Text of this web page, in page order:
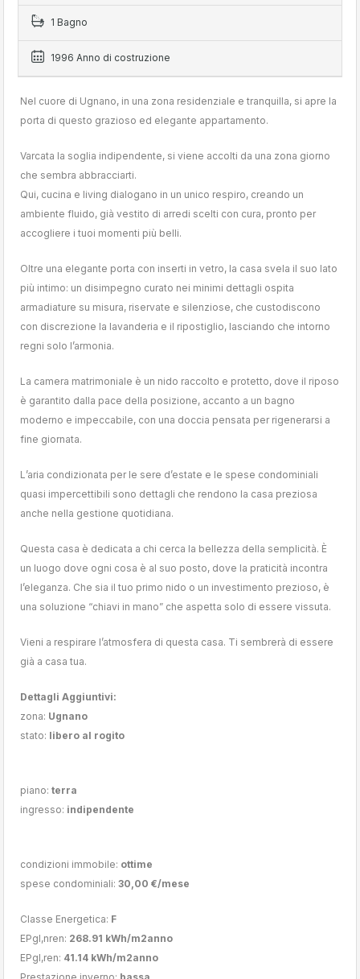
1 Bagno
1996 Anno di costruzione
Nel cuore di Ugnano, in una zona residenziale e tranquilla, si apre la
porta di questo grazioso ed elegante appartamento.
Varcata la soglia indipendente, si viene accolti da una zona giorno
che sembra abbracciarti.
Qui, cucina e living dialogano in un unico respiro, creando un
ambiente fluido, già vestito di arredi scelti con cura, pronto per
accogliere i tuoi momenti più belli.
Oltre una elegante porta con inserti in vetro, la casa svela il suo lato
più intimo: un disimpegno curato nei minimi dettagli ospita
armadiature su misura, riservate e silenziose, che custodiscono
con discrezione la lavanderia e il ripostiglio, lasciando che intorno
regni solo l’armonia.
La camera matrimoniale è un nido raccolto e protetto, dove il riposo
è garantito dalla pace della posizione, accanto a un bagno
moderno e impeccabile, con una doccia pensata per rigenerarsi a
fine giornata.
L’aria condizionata per le sere d’estate e le spese condominiali
quasi impercettibili sono dettagli che rendono la casa preziosa
anche nella gestione quotidiana.
Questa casa è dedicata a chi cerca la bellezza della semplicità. È
un luogo dove ogni cosa è al suo posto, dove la praticità incontra
l’eleganza. Che sia il tuo primo nido o un investimento prezioso, è
una soluzione “chiavi in mano” che aspetta solo di essere vissuta.
Vieni a respirare l’atmosfera di questa casa. Ti sembrerà di essere
già a casa tua.
Dettagli Aggiuntivi:
zona: Ugnano
stato: libero al rogito
piano: terra
ingresso: indipendente
condizioni immobile: ottime
spese condominiali: 30,00 €/mese
Classe Energetica: F
EPgl,nren: 268.91 kWh/m2anno
EPgl,ren: 41.14 kWh/m2anno